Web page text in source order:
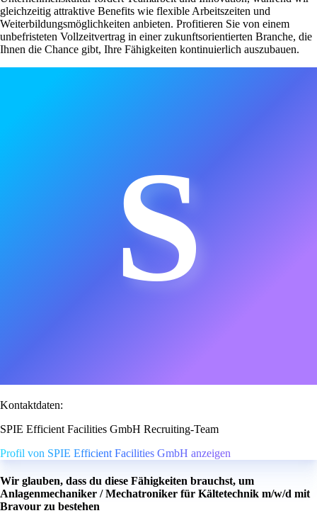
gleichzeitig attraktive Benefits wie flexible Arbeitszeiten und
Weiterbildungsmöglichkeiten anbieten. Profitieren Sie von einem
unbefristeten Vollzeitvertrag in einer zukunftsorientierten Branche, die
Ihnen die Chance gibt, Ihre Fähigkeiten kontinuierlich auszubauen.
S
Kontaktdaten:
SPIE Efficient Facilities GmbH Recruiting-Team
Profil von SPIE Efficient Facilities GmbH anzeigen
Wir glauben, dass du diese Fähigkeiten brauchst, um
Anlagenmechaniker / Mechatroniker für Kältetechnik m/w/d mit
Bravour zu bestehen